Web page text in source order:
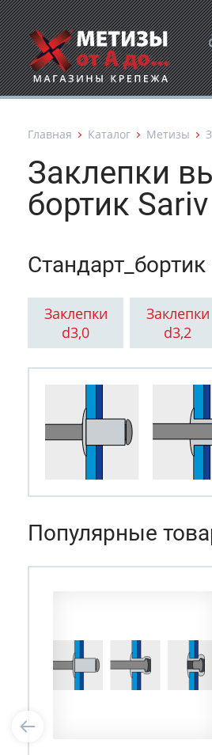
Главная Каталог Метизы
Заклепки
бортик Sariv
Заклепки
d3,0
Заклепки
d3,2
Популярные